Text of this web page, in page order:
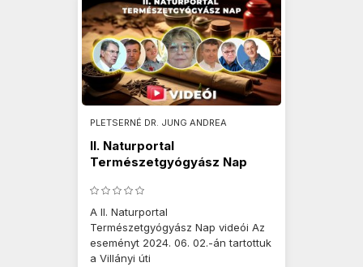
PLETSERNÉ DR. JUNG ANDREA
II. Naturportal
Természetgyógyász Nap
A II. Naturportal
Természetgyógyász Nap videói Az
eseményt 2024. 06. 02.-án tartottuk
a Villányi úti